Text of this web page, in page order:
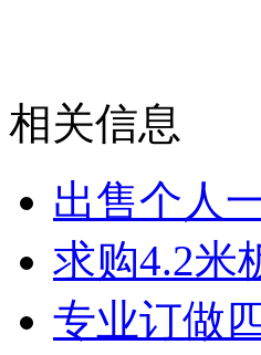
相关信息
出售个人
求购4.2米
专业订做